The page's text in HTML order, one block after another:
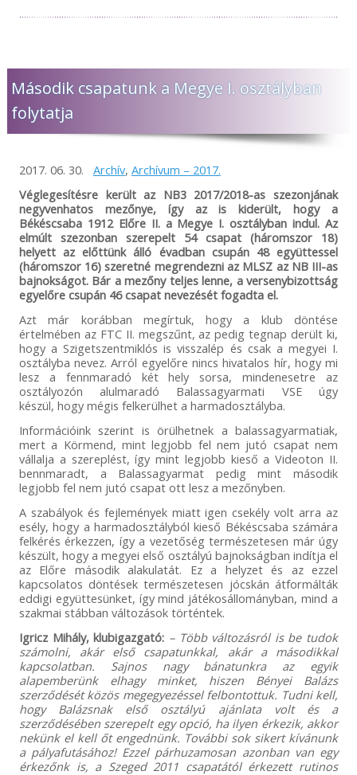
Második csapatunk a Megye I. osztályban
folytatja
2017. 06. 30. Archív, Archívum – 2017.
Véglegesítésre került az NB3 2017/2018-as szezonjának
negyvenhatos mezőnye, így az is kiderült, hogy a
Békéscsaba 1912 Előre II. a Megye I. osztályban indul. Az
elmúlt szezonban szerepelt 54 csapat (háromszor 18)
helyett az előttünk álló évadban csupán 48 együttessel
(háromszor 16) szeretné megrendezni az MLSZ az NB III-as
bajnokságot. Bár a mezőny teljes lenne, a versenybizottság
egyelőre csupán 46 csapat nevezését fogadta el.
Azt már korábban megírtuk, hogy a klub döntése
értelmében az FTC II. megszűnt, az pedig tegnap derült ki,
hogy a Szigetszentmiklós is visszalép és csak a megyei I.
osztályba nevez. Arról egyelőre nincs hivatalos hír, hogy mi
lesz a fennmaradó két hely sorsa, mindenesetre az
osztályozón alulmaradó Balassagyarmati VSE úgy
készül, hogy mégis felkerülhet a harmadosztályba.
Információink szerint is örülhetnek a balassagyarmatiak,
mert a Körmend, mint legjobb fel nem jutó csapat nem
vállalja a szereplést, így mint legjobb kieső a Videoton II.
bennmaradt, a Balassagyarmat pedig mint második
legjobb fel nem jutó csapat ott lesz a mezőnyben.
A szabályok és fejlemények miatt igen csekély volt arra az
esély, hogy a harmadosztályból kieső Békéscsaba számára
felkérés érkezzen, így a vezetőség természetesen már úgy
készült, hogy a megyei első osztályú bajnokságban indítja el
az Előre második alakulatát. Ez a helyzet és az ezzel
kapcsolatos döntések természetesen jócskán átformálták
eddigi együttesünket, így mind játékosállományban, mind a
szakmai stábban változások történtek.
Igricz Mihály, klubigazgató: – Több változásról is be tudok
számolni, akár első csapatunkkal, akár a másodikkal
kapcsolatban. Sajnos nagy bánatunkra az egyik
alapemberünk elhagy minket, hiszen Bényei Balázs
szerződését közös megegyezéssel felbontottuk. Tudni kell,
hogy Balázsnak első osztályú ajánlata volt és a
szerződésében szerepelt egy opció, ha ilyen érkezik, akkor
nekünk el kell őt engednünk. További sok sikert kívánunk
a pályafutásához! Ezzel párhuzamosan azonban van egy
érkezőnk is, a Szeged 2011 csapatától érkezett rutinos